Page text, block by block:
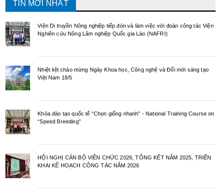
TIN MỚI NHẤT
Viện Di truyền Nông nghiệp tiếp đón và làm việc với đoàn công tác Viện
Nghiên cứu Nông Lâm nghiệp Quốc gia Lào (NAFRI)
Nhiệt liệt chào mừng Ngày Khoa học, Công nghệ và Đổi mới sáng tạo
Việt Nam 18/5
Khóa đào tạo quốc tế “Chọn giống nhanh” - National Training Course on
“Speed Breeding”
HỘI NGHỊ CÁN BỘ VIÊN CHỨC 2026, TỔNG KẾT NĂM 2025, TRIỂN
KHAI KẾ HOẠCH CÔNG TÁC NĂM 2026